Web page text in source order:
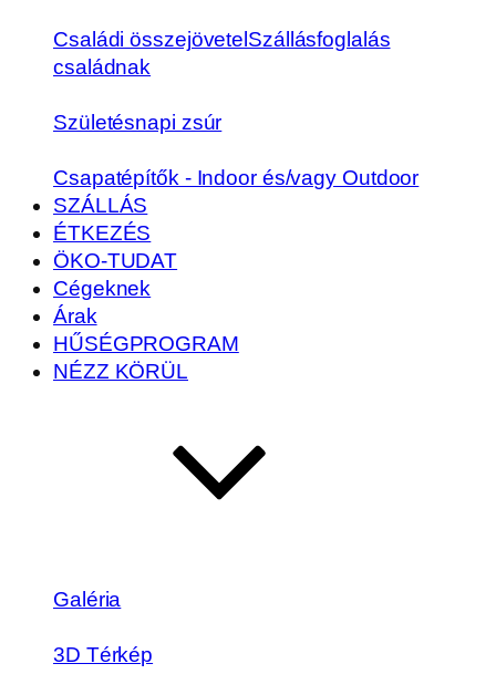
Családi összejövetel Szállásfoglalás
családnak
Születésnapi zsúr
Csapatépítők - Indoor és/vagy Outdoor
SZÁLLÁS
ÉTKEZÉS
ÖKO-TUDAT
Cégeknek
Árak
HŰSÉGPROGRAM
NÉZZ KÖRÜL
Galéria
3D Térkép